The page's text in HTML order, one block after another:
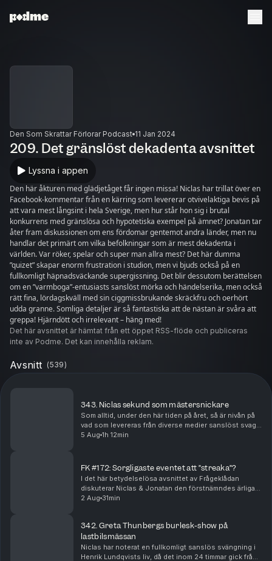
Den Som Skrattar Förlorar Podcast 11 Jan 2024
209. Det gränslöst dekadenta avsnittet
Lyssna i appen
Den här åkturen med glädjetåget får ingen missa! Niclas har trillat över en
Facebook-kommentar från en kärring som levererar otvivelaktiga bevis på
att vara mest långsint i hela Sverige, men hur står hon sig i brutal
konkurrens med gränslösa och hypotetiska exempel på ämnet? Jonatan tar
åter fram diskussionen om ens fördomar gentemot andra länder, men nu
handlar det primärt om vilka befolkningar som är mest dekadenta i
världen. Var röker, spelar och super man allra mest? Det här dumma
”quizet” skapar enorm frustration i studion, men vi bjuds också på en
fullkomligt häpnadsväckande supergissning. Det blir dessutom berättelsen
om en ”varmboga”-entusiasts sanslöst mörka och händelserika, men också
rätt fina, lördagskväll med sin ciggmissbrukande skräckfru och oerhört
udda granne. Somliga detaljer är så fantastiska att de nästan är svåra att
greppa! Hjärndött och irrelevant – häng med!
Det här avsnittet är hämtat från ett öppet RSS-flöde och publiceras
inte av Podme. Det kan innehålla reklam.
Avsnitt (539)
343. Niclas sekund som mästersnickare
Som alltid, under den här tiden på året, så är nivån på
vad som levereras från diverse medier sanslöst svag –
men vad är det mest bisarra som går att rota fram från
5 Aug 1h 12min
FK #172: Sorgligaste eventet att ”streaka”?
I det här betydelselösa avsnittet av Frågeklådan
diskuterar Niclas & Jonatan den förstnämndes ärliga
syn på TV-spel, vilket som är det sorgligaste
2 Aug 31min
342. Greta Thunbergs burlesk-show på
lastbilsmässan
Niclas har noterat en fullkomligt sanslös svängning i
Henrik Lundqvists liv, då det inom 24 timmar gick från